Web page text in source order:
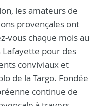
les amateurs de
provençales ont
vous chaque mois au
Lafayette pour des
conviviaux et
de la Targo. Fondée
continue de